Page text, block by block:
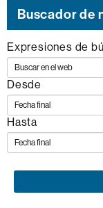
de
los
siguientes
ODS
Buscador de
Expresiones de
Desde
Hasta